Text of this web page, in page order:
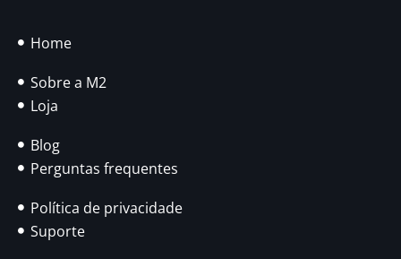
Home
Sobre a M2
Loja
Blog
Perguntas frequentes
Política de privacidade
Suporte